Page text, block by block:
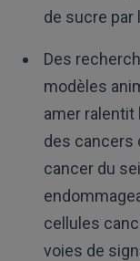
de sucre par
Des
modèles
amer ralentit
des cancers
cancer du
cellules
voies de